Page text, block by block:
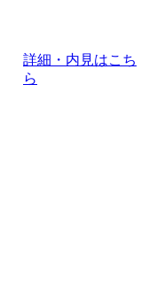
詳細・内見はこち
ら